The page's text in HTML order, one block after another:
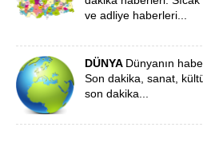
ve adliye haberleri...
DÜNYA Dünyanın
Son dakika, sanat,
son dakika...